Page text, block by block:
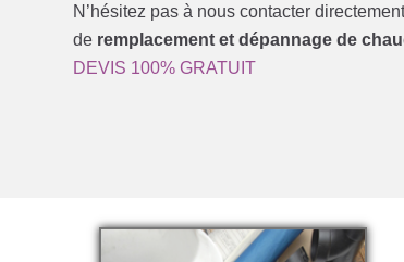
N’hésitez pas à nous contacter
de remplacement et dépannage de
DEVIS 100% GRATUIT